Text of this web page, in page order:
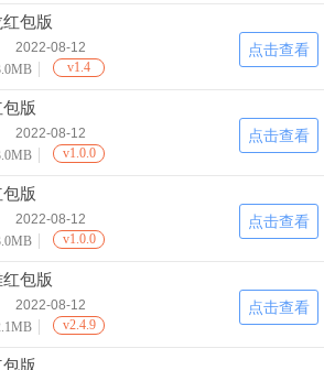
包版
2022-08-12
v1.4
点击查看
版
2022-08-12
v1.0.0
点击查看
版
2022-08-12
v1.0.0
点击查看
包版
2022-08-12
v2.4.9
点击查看
版